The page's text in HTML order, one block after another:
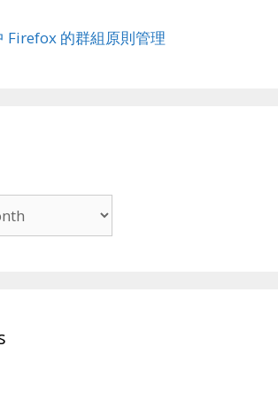
Firefox 的群組原則管理